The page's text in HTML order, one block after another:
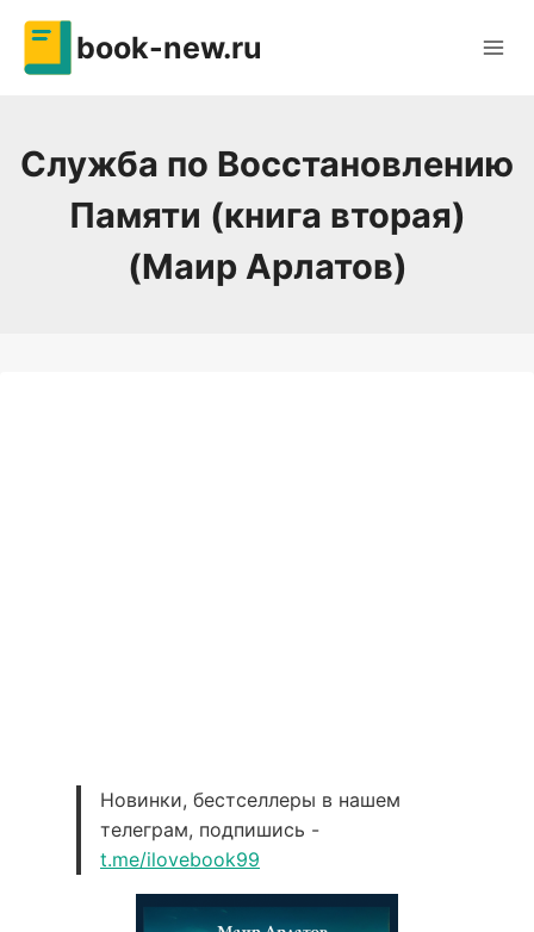
Перейти
содержимому
book-new.ru
Служба по Восстановлению
Памяти (книга вторая)
(Маир Арлатов)
Новинки, бестселлеры в нашем
телеграм, подпишись -
t.me/ilovebook99